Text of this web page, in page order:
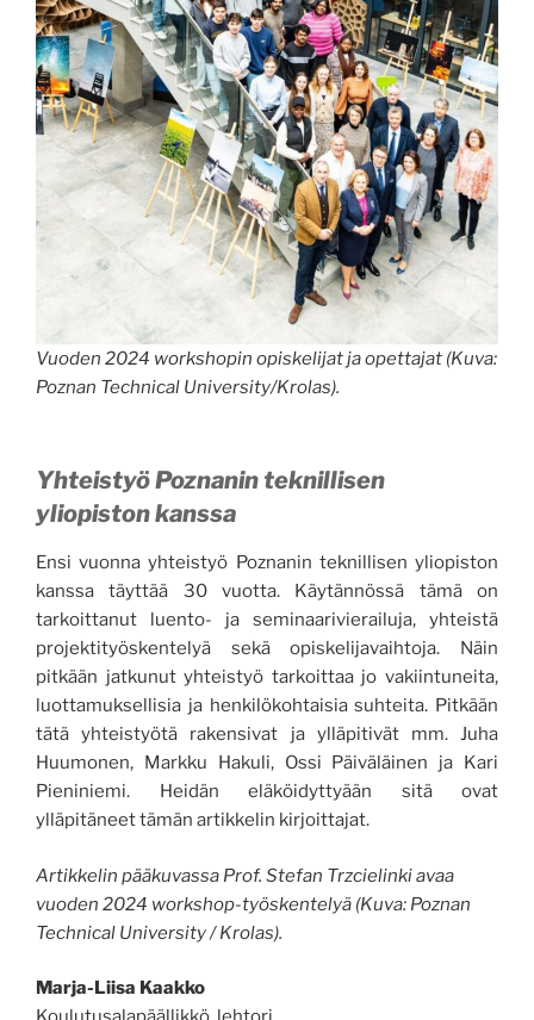
Vuoden 2024 workshopin opiskelijat ja opettajat (Kuva:
Poznan Technical University/Krolas).
Yhteistyö Poznanin teknillisen
yliopiston kanssa
Ensi vuonna yhteistyö Poznanin teknillisen yliopiston
kanssa täyttää 30 vuotta. Käytännössä tämä on
tarkoittanut luento- ja seminaarivierailuja, yhteistä
projektityöskentelyä sekä opiskelijavaihtoja. Näin
pitkään jatkunut yhteistyö tarkoittaa jo vakiintuneita,
luottamuksellisia ja henkilökohtaisia suhteita. Pitkään
tätä yhteistyötä rakensivat ja ylläpitivät mm. Juha
Huumonen, Markku Hakuli, Ossi Päiväläinen ja Kari
Pieniniemi. Heidän eläköidyttyään sitä ovat
ylläpitäneet tämän artikkelin kirjoittajat.
Artikkelin pääkuvassa Prof. Stefan Trzcielinki avaa
vuoden 2024 workshop-työskentelyä (Kuva: Poznan
Technical University / Krolas).
Marja-Liisa Kaakko